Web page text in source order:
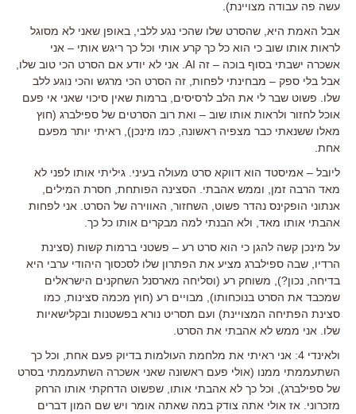
עשה פה עבודה מצויינת).
אבל האמת היא, שהסרט שלו שהכי נגע ללבי, באופן שאני לא מסוגל
לראות אותו שוב כי הוא כל כך קרע אותי וכל כך ריגש אותי – אני
אשכרה ישבתי בסוף בוכה – זה AI. אני לא יודע אם הסרט הכי טוב שלו,
אבל בלי ספק – מבחינתי לפחות, זה הסרט הכי מרגש והכי נוגע ללב
שלו. פשוט שבר לי את הלב לרסיסים, ברמות שאין סיכוי שאני אי פעם
אוכל לחזור ולראות אותו שוב – ואת רוב הסרטים של ספילברג (חוץ
מאלו ששנאתי כבר מצפיה ראשונה, כמו מינכן), ראיתי יותר מפעם
אחת.
ליובל – אמיסטד הוא דווקא סרט מעולה בעיני. גיליתי אותו לפני לא
מאד הרבה זמן, וממש אהבתי. הסצינה הפותחת, חסרת המילים,
אנתוני הופקינס נהדר פשוט, השחזור, האווירה של הסרט. אני לפחות
אהבתי אותו מאד, ולא הבנתי למה מבקרים אותו כל כך.
על מינכן קשה להגן כי הוא סרט רע – פשטני ברמות קשות (סצינת
הרדיו, שבה ספילברג מציע את הפתרון שלו לסכסוך היהודי ערבי היא
בדיחה, נכון?), משוחק רע (וסליחה מארסנל השחקנים הישראלים
שמכבד את הסרט בנוכחותו), מבויים רע (חוץ מכמה סצינות, כמו
סצינת הפתיחה המצויינת) ועם תסריט נורא בפשטנות ובקלישאיות
שלו. אני ממש לא אהבתי את הסרט.
ולאינדי 4: אני ראיתי את מלחמת העולמות בדיוק פעם אחת, וכל כך
השתעממתי ממנו (אולי פעם ראשונה שאני אשכרה השתעממתי בסרט
של ספילברג), וכל כך לא אהבתי אותו, שפשוט הדחקתי אותו הרחק
מזכרוני. אז אולי אתה צודק במה שאתה אומר ויש שם המון דברים